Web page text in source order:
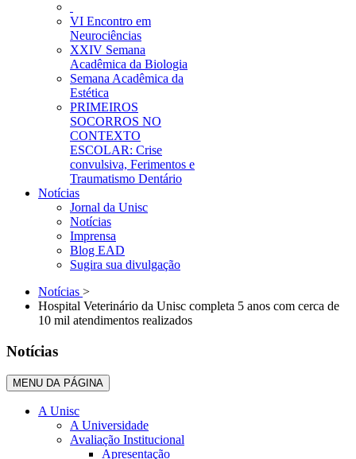
VI Encontro em
Neurociências
XXIV Semana
Acadêmica da Biologia
Semana Acadêmica da
Estética
PRIMEIROS
SOCORROS NO
CONTEXTO
ESCOLAR: Crise
convulsiva, Ferimentos e
Traumatismo Dentário
Notícias
Jornal da Unisc
Notícias
Imprensa
Blog EAD
Sugira sua divulgação
Notícias >
Hospital Veterinário da Unisc completa 5 anos com cerca de
10 mil atendimentos realizados
Notícias
MENU DA PÁGINA
A Unisc
A Universidade
Avaliação Institucional
Apresentação